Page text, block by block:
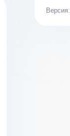
Версия: